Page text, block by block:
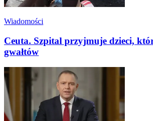
Wiadomości
Ceuta. Szpital przyjmuje dzieci,
gwałtów